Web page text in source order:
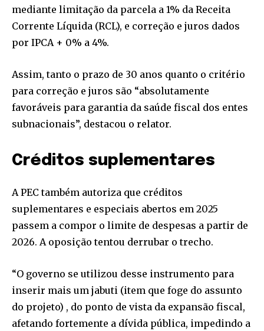
mediante limitação da parcela a 1% da Receita
Corrente Líquida (RCL), e correção e juros dados
por IPCA + 0% a 4%.
Assim, tanto o prazo de 30 anos quanto o critério
para correção e juros são “absolutamente
favoráveis para garantia da saúde fiscal dos entes
subnacionais”, destacou o relator.
Créditos suplementares
A PEC também autoriza que créditos
suplementares e especiais abertos em 2025
passem a compor o limite de despesas a partir de
2026. A oposição tentou derrubar o trecho.
“O governo se utilizou desse instrumento para
inserir mais um jabuti (item que foge do assunto
do projeto) , do ponto de vista da expansão fiscal,
afetando fortemente a dívida pública, impedindo a